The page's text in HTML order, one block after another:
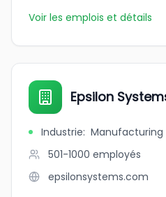
Voir les emplois et détails
Epsilon
Industrie: Manufacturing
501-1000 employés
epsilonsystems.com